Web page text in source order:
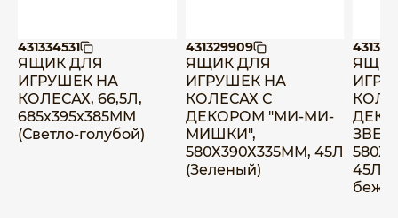
431334531
ЯЩИК ДЛЯ
ИГРУШЕК НА
КОЛЕСАХ, 66,5Л,
685х395х385ММ
(Светло-голубой)
431329909
ЯЩИК ДЛЯ
ИГРУШЕК НА
КОЛЕСАХ С
ДЕКОРОМ "МИ-МИ-
МИШКИ",
580Х390Х335ММ, 45Л
(Зеленый)
45Л